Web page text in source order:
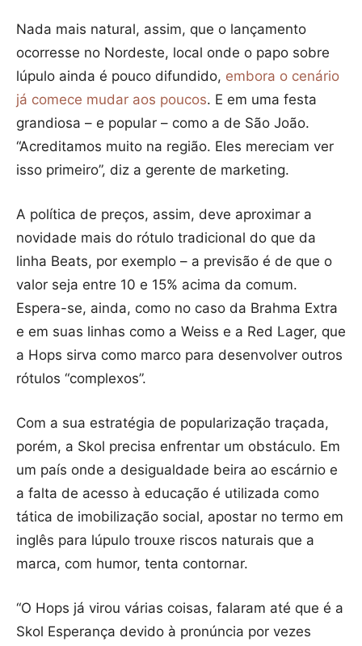
Nada mais natural, assim, que o lançamento
ocorresse no Nordeste, local onde o papo sobre
lúpulo ainda é pouco difundido, embora o cenário
já comece mudar aos poucos. E em uma festa
grandiosa – e popular – como a de São João.
“Acreditamos muito na região. Eles mereciam ver
isso primeiro”, diz a gerente de marketing.
A política de preços, assim, deve aproximar a
novidade mais do rótulo tradicional do que da
linha Beats, por exemplo – a previsão é de que o
valor seja entre 10 e 15% acima da comum.
Espera-se, ainda, como no caso da Brahma Extra
e em suas linhas como a Weiss e a Red Lager, que
a Hops sirva como marco para desenvolver outros
rótulos “complexos”.
Com a sua estratégia de popularização traçada,
porém, a Skol precisa enfrentar um obstáculo. Em
um país onde a desigualdade beira ao escárnio e
a falta de acesso à educação é utilizada como
tática de imobilização social, apostar no termo em
inglês para lúpulo trouxe riscos naturais que a
marca, com humor, tenta contornar.
“O Hops já virou várias coisas, falaram até que é a
Skol Esperança devido à pronúncia por vezes